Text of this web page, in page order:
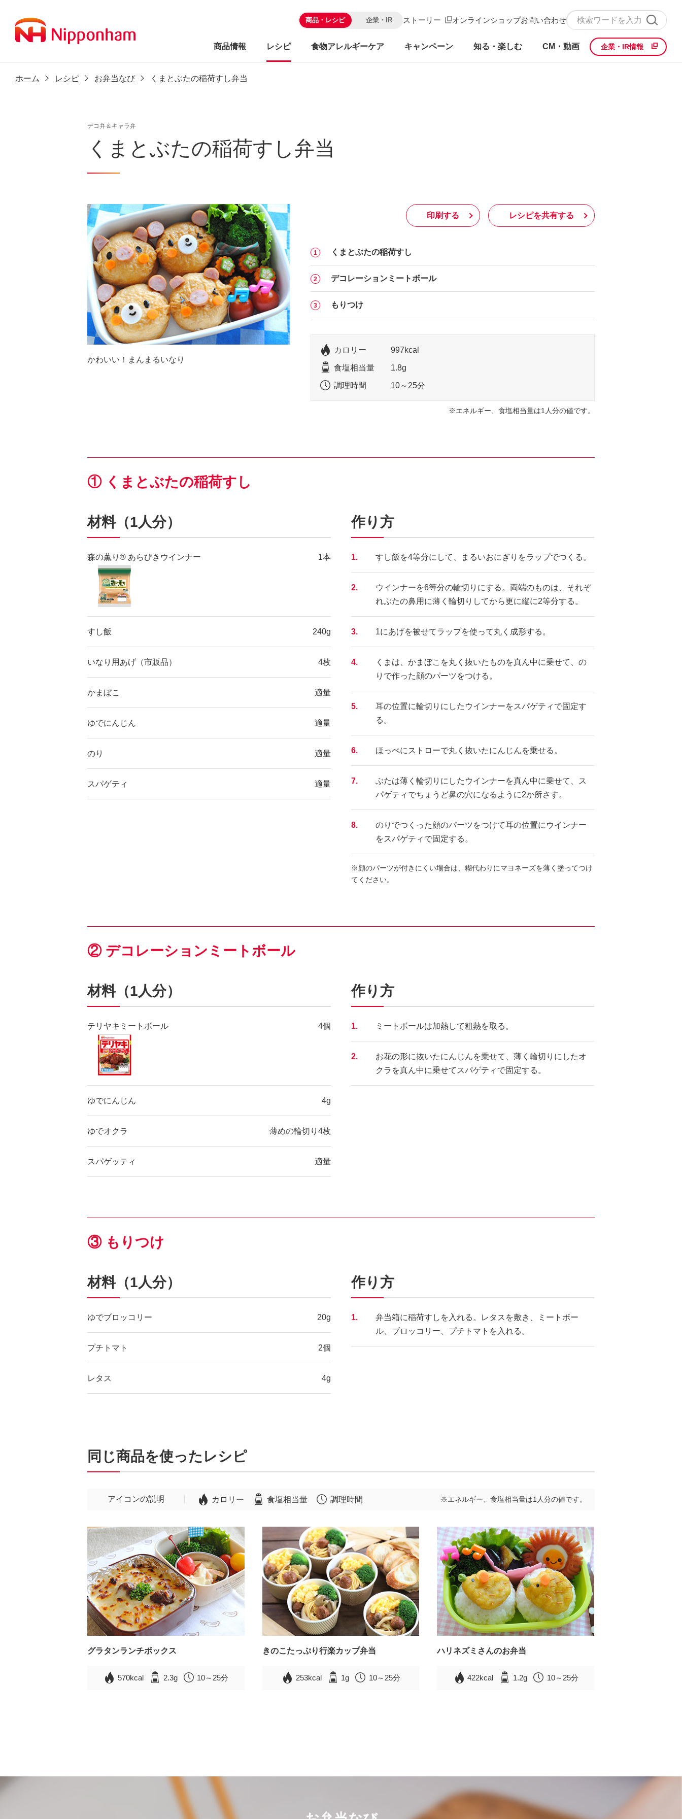
商品・レシピ 企業・IR ストーリー オンラインショップお問い合わせ
商品情報 レシピ 食物アレルギーケア キャンペーン 知る・楽しむ CM・動画 企業・IR情報
ホーム レシピ お弁当なび くまとぶたの稲荷すし弁当
デコ弁＆キャラ弁
くまとぶたの稲荷すし弁当
かわいい！まんまるいなり
印刷する レシピを共有する
くまとぶたの稲荷すし
デコレーションミートボール
もりつけ
カロリー 997kcal
食塩相当量 1.8g
調理時間 10～25分
エネルギー、食塩相当量は1人分の値です。
① くまとぶたの稲荷すし
材料（1人分）
森の薫り® あらびきウインナー 1本
すし飯 240g
いなり用あげ（市販品） 4枚
かまぼこ 適量
ゆでにんじん 適量
のり 適量
スパゲティ 適量
作り方
1. すし飯を4等分にして、まるいおにぎりをラップでつくる。
2.
ウインナーを6等分の輪切りにする。両端のものは、それぞ
れぶたの鼻用に薄く輪切りしてから更に縦に2等分する。
3. 1にあげを被せてラップを使って丸く成形する。
4.
くまは、かまぼこを丸く抜いたものを真ん中に乗せて、の
りで作った顔のパーツをつける。
5.
耳の位置に輪切りにしたウインナーをスパゲティで固定す
る。
6. ほっぺにストローで丸く抜いたにんじんを乗せる。
7.
ぶたは薄く輪切りにしたウインナーを真ん中に乗せて、ス
パゲティでちょうど鼻の穴になるように2か所さす。
8.
のりでつくった顔のパーツをつけて耳の位置にウインナー
をスパゲティで固定する。
※顔のパーツが付きにくい場合は、糊代わりにマヨネーズを薄く塗ってつけ
てください。
② デコレーションミートボール
材料（1人分）
テリヤキミートボール 4個
ゆでにんじん 4g
ゆでオクラ 薄めの輪切り4枚
スパゲッティ 適量
作り方
1. ミートボールは加熱して粗熱を取る。
2.
お花の形に抜いたにんじんを乗せて、薄く輪切りにしたオ
クラを真ん中に乗せてスパゲティで固定する。
③ もりつけ
材料（1人分）
ゆでブロッコリー 20g
プチトマト 2個
レタス 4g
作り方
1.
弁当箱に稲荷すしを入れる。レタスを敷き、ミートボー
ル、ブロッコリー、プチトマトを入れる。
同じ商品を使ったレシピ
アイコンの説明 カロリー 食塩相当量 調理時間 ※エネルギー、食塩相当量は1人分の値です。
グラタンランチボックス
570kcal 2.3g 10～25分
きのこたっぷり行楽カップ弁当
253kcal 1g 10～25分
ハリネズミさんのお弁当
422kcal 1.2g 10～25分